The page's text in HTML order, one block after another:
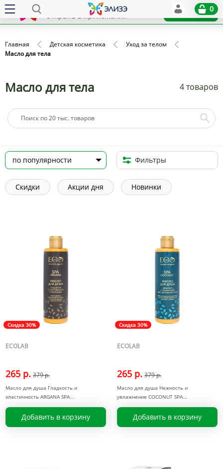
x
Открыть в приложении
Установить
0
Главная Детская косметика
Уход за телом
Масло для тела
Масло для тела 4 товаров
Фильтры
Скидки Акции дня Новинки
Скидка 30%
ECOLAB
265 р. 379 р.
Масло для душа Гладкость и
эластичность ARGANA SPA
Добавить в корзину
Скидка 30%
ECOLAB
265 р. 379 р.
Масло для душа Нежность и
увлажнение COCONUT SPA
Добавить в корзину